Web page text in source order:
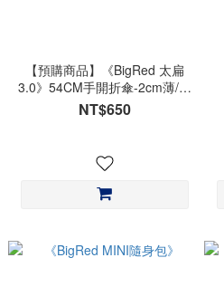
【預購商品】《BigRed 太扁
3.0》54CM手開折傘-2cm薄/降
溫15℃
NT$650